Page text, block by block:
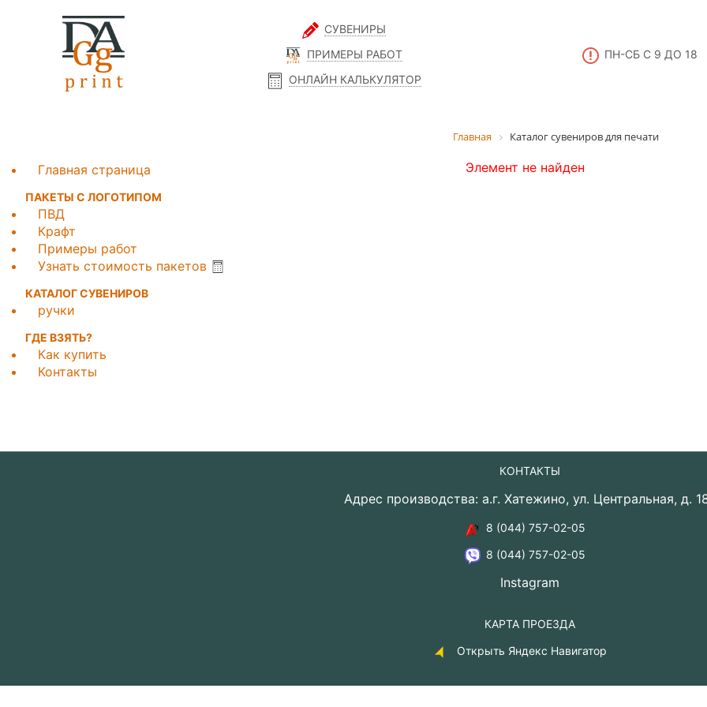
СУВЕНИРЫ
ПРИМЕРЫ РАБОТ
ОНЛАЙН КАЛЬКУЛЯТОР
ПН-СБ С 9 ДО 18
Главная Каталог сувениров для печати
Элемент не найден
Главная страница
ПАКЕТЫ С ЛОГОТИПОМ
ПВД
Крафт
Примеры работ
Узнать стоимость пакетов
КАТАЛОГ СУВЕНИРОВ
ручки
ГДЕ ВЗЯТЬ?
Как купить
Контакты
КОНТАКТЫ
Адрес производства: а.г. Хатежино, ул. Центральная, д.
8 (044) 757-02-05
8 (044) 757-02-05
Instagram
КАРТА ПРОЕЗДА
Открыть Яндекс Навигатор